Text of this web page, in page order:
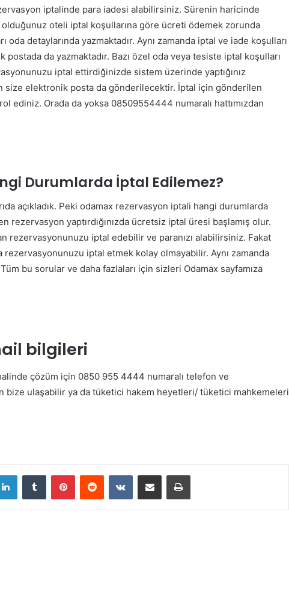
iptalinde para iadesi alabilirsiniz. Sürenin haricinde
oteli iptal koşullarına göre ücreti ödemek zorunda
detaylarında yazmaktadır. Aynı zamanda iptal ve iade koşulları
da yazmaktadır. Bazı özel oda veya tesiste iptal koşulları
iptal ettirdiğinizde sistem üzerinde yaptığınız
elektronik posta da gönderilecektir. İptal için gönderilen
ediniz. Orada da yoksa 08509554444 numaralı hattımızdan
Durumlarda İptal Edilemez?
açıkladık. Peki odamax rezervasyon iptali hangi durumlarda
rezervasyon yaptırdığınızda ücretsiz iptal üresi başlamış olur.
rezervasyonunuzu iptal edebilir ve paranızı alabilirsiniz. Fakat
iptal etmek kolay olmayabilir. Aynı zamanda
bu sorular ve daha fazlaları için sizleri Odamax sayfamıza
bilgileri
çözüm için 0850 955 4444 numaralı telefon ve
bize ulaşabilir ya da tüketici hakem heyetleri/ tüketici mahkemeleri
LinkedInTumblr PinterestReddit VKontakteE-Posta ile paylaş Yazdır